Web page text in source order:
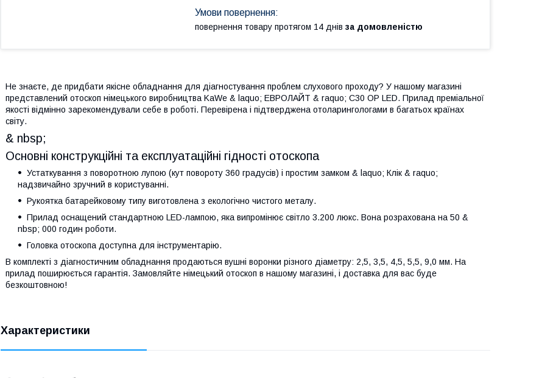
повернення товару протягом 14 днів за домовленістю
Не знаєте, де придбати якісне обладнання для діагностування проблем слухового проходу? У нашому магазині
представлений отоскоп німецького виробництва KaWe & laquo; ЕВРОЛАЙТ & raquo; C30 OP LED. Прилад преміальної
якості відмінно зарекомендували себе в роботі. Перевірена і підтверджена отоларингологами в багатьох країнах
світу.
& nbsp;
Основні конструкційні та експлуатаційні гідності отоскопа
Устаткування з поворотною лупою (кут повороту 360 градусів) і простим замком & laquo; Клік & raquo;
надзвичайно зручний в користуванні.
Рукоятка батарейковому типу виготовлена ​​з екологічно чистого металу.
Прилад оснащений стандартною LED-лампою, яка випромінює світло 3.200 люкс. Вона розрахована на 50 &
nbsp; 000 годин роботи.
Головка отоскопа доступна для інструментарію.
В комплекті з діагностичним обладнання продаються вушні воронки різного діаметру: 2,5, 3,5, 4,5, 5,5, 9,0 мм. На
прилад поширюється гарантія. Замовляйте німецький отоскоп в нашому магазині, і доставка для вас буде
безкоштовною!
Характеристики